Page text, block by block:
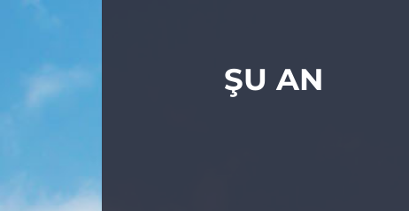
ŞU AN